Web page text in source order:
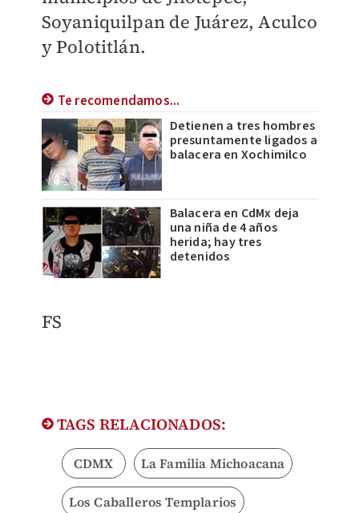
Soyaniquilpan de Juárez, Aculco
y Polotitlán.
Te recomendamos...
Detienen a tres hombres
presuntamente ligados a
balacera en Xochimilco
Balacera en CdMx deja
una niña de 4 años
herida; hay tres
detenidos
FS
TAGS RELACIONADOS:
CDMX La Familia Michoacana
Los Caballeros Templarios